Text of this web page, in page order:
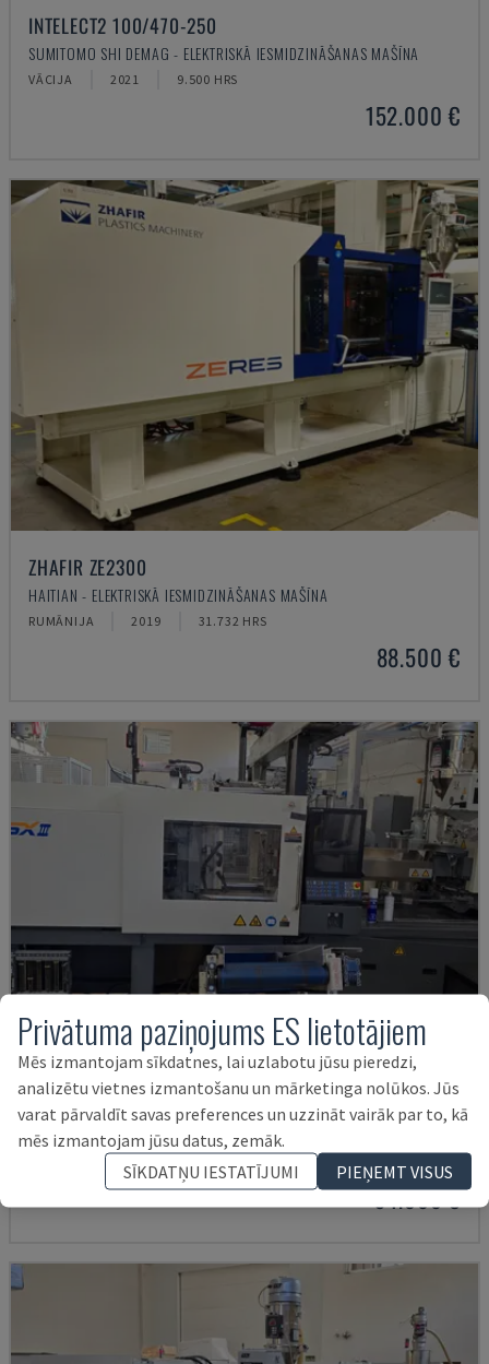
INTELECT2 100/470-250
SUMITOMO SHI DEMAG - ELEKTRISKĀ IESMIDZINĀŠANAS MAŠĪNA
VĀCIJA 2021 9.500 HRS
152.000 €
ZHAFIR ZE2300
HAITIAN - ELEKTRISKĀ IESMIDZINĀŠANAS MAŠĪNA
RUMĀNIJA 2019 31.732 HRS
88.500 €
EC130SXIII-4A
SHIBAURA - ELEKTRISKĀ IESMIDZINĀŠANAS MAŠĪNA
2019 21.000 HRS
94.000 €
Privātuma paziņojums ES lietotājiem
Mēs izmantojam sīkdatnes, lai uzlabotu jūsu pieredzi,
analizētu vietnes izmantošanu un mārketinga nolūkos. Jūs
varat pārvaldīt savas preferences un uzzināt vairāk par to, kā
mēs izmantojam jūsu datus, zemāk.
SĪKDATŅU IESTATĪJUMI
PIEŅEMT VISUS